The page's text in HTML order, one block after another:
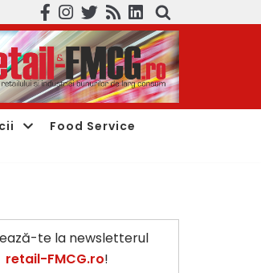
Food Service
te la newsletterul
retail-FMCG.ro!